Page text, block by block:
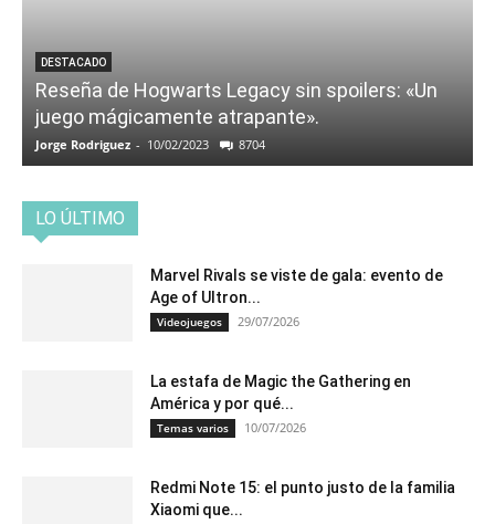
DESTACADO
Reseña de Hogwarts Legacy sin spoilers: «Un
juego mágicamente atrapante».
Jorge Rodriguez - 10/02/2023 8704
LO ÚLTIMO
Marvel Rivals se viste de gala: evento de
Age of Ultron...
Videojuegos 29/07/2026
La estafa de Magic the Gathering en
América y por qué...
Temas varios 10/07/2026
Redmi Note 15: el punto justo de la familia
Xiaomi que...